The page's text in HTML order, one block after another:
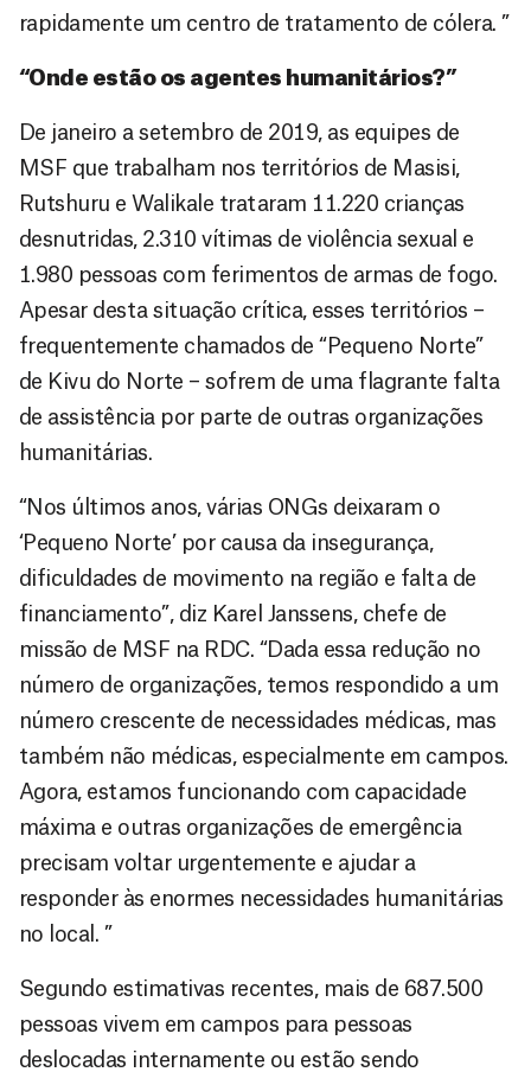
rapidamente um centro de tratamento de cólera. ”
“Onde estão os agentes humanitários?”
De janeiro a setembro de 2019, as equipes de
MSF que trabalham nos territórios de Masisi,
Rutshuru e Walikale trataram 11.220 crianças
desnutridas, 2.310 vítimas de violência sexual e
1.980 pessoas com ferimentos de armas de fogo.
Apesar desta situação crítica, esses territórios –
frequentemente chamados de “Pequeno Norte”
de Kivu do Norte – sofrem de uma flagrante falta
de assistência por parte de outras organizações
humanitárias.
“Nos últimos anos, várias ONGs deixaram o
‘Pequeno Norte’ por causa da insegurança,
dificuldades de movimento na região e falta de
financiamento”, diz Karel Janssens, chefe de
missão de MSF na RDC. “Dada essa redução no
número de organizações, temos respondido a um
número crescente de necessidades médicas, mas
também não médicas, especialmente em campos.
Agora, estamos funcionando com capacidade
máxima e outras organizações de emergência
precisam voltar urgentemente e ajudar a
responder às enormes necessidades humanitárias
no local. ”
Segundo estimativas recentes, mais de 687.500
pessoas vivem em campos para pessoas
deslocadas internamente ou estão sendo